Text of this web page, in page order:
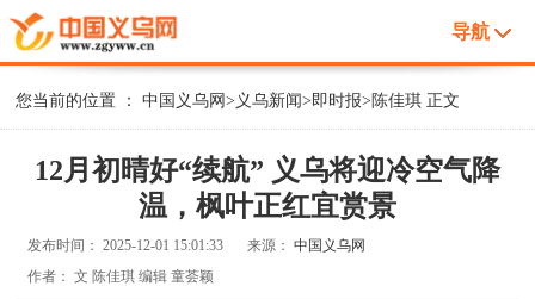
导航
您当前的位置 ：中国义乌网> 义乌新闻>即时报> 陈佳琪 正文
12月初晴好“续航” 义乌将迎冷空气降
温，枫叶正红宜赏景
发布时间：2025-12-01 15:01:33 来源：中国义乌网
作者：文 陈佳琪 编辑 童荟颖